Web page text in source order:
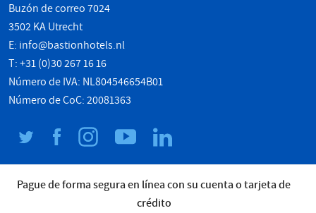
Buzón de correo 7024
3502 KA Utrecht
E: info@bastionhotels.nl
T: +31 (0)30 267 16 16
Número de IVA: NL804546654B01
Número de CoC: 20081363
Pague de forma segura en línea con su cuenta o tarjeta de
crédito